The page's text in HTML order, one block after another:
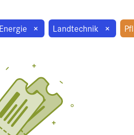
Energie × Landtechnik ×